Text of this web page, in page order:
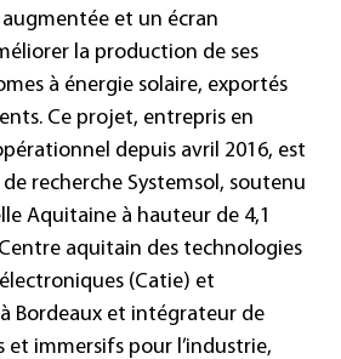
et un écran
la production de ses
à énergie solaire, exportés
Ce projet, entrepris en
depuis avril 2016, est
recherche Systemsol, soutenu
Aquitaine à hauteur de 4,1
Centre aquitain des technologies
(Catie) et
Bordeaux et intégrateur de
et immersifs pour l’industrie,